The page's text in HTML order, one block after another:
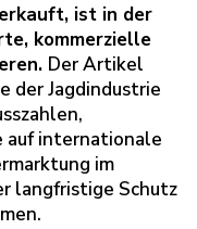
ist in der
kommerzielle
Der Artikel
der Jagdindustrie
auf internationale
im
langfristige Schutz